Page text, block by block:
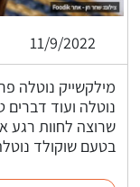
11/9/2022
מילקשייק נוטלה
נוטלה ועוד
שרוצה לחוות רגע
בטעם שוקולד